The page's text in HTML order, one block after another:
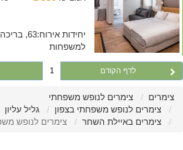
יחידות
למשפחות
לדף הקודם 1
צימרים
צימרים לנופש משפחתי
צימרים לנופש משפחתי בצפון
גליל עליון
צימרים באיילת השחר
צימרים לנופש